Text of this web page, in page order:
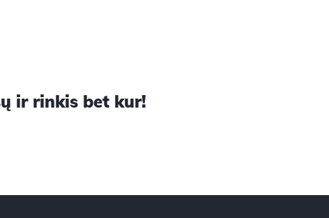
ir rinkis bet kur!